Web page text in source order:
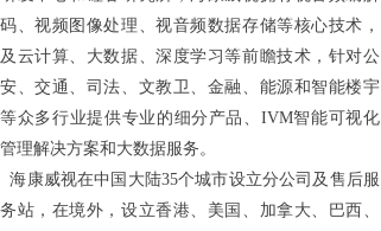
码、视频图像处理、视音频数据存储等核心技术，
及云计算、大数据、深度学习等前瞻技术，针对公
安、交通、司法、文教卫、金融、能源和智能楼宇
等众多行业提供专业的细分产品、IVM智能可视化
管理解决方案和大数据服务。
海康威视在中国大陆35个城市设立分公司及售后服
务站，在境外，设立香港、美国、加拿大、巴西、